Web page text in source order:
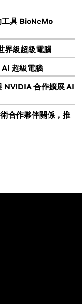
工具 BioNeMo
界級超級電腦
超級電腦
NVIDIA 合作擴展 AI
合作夥伴關係，推